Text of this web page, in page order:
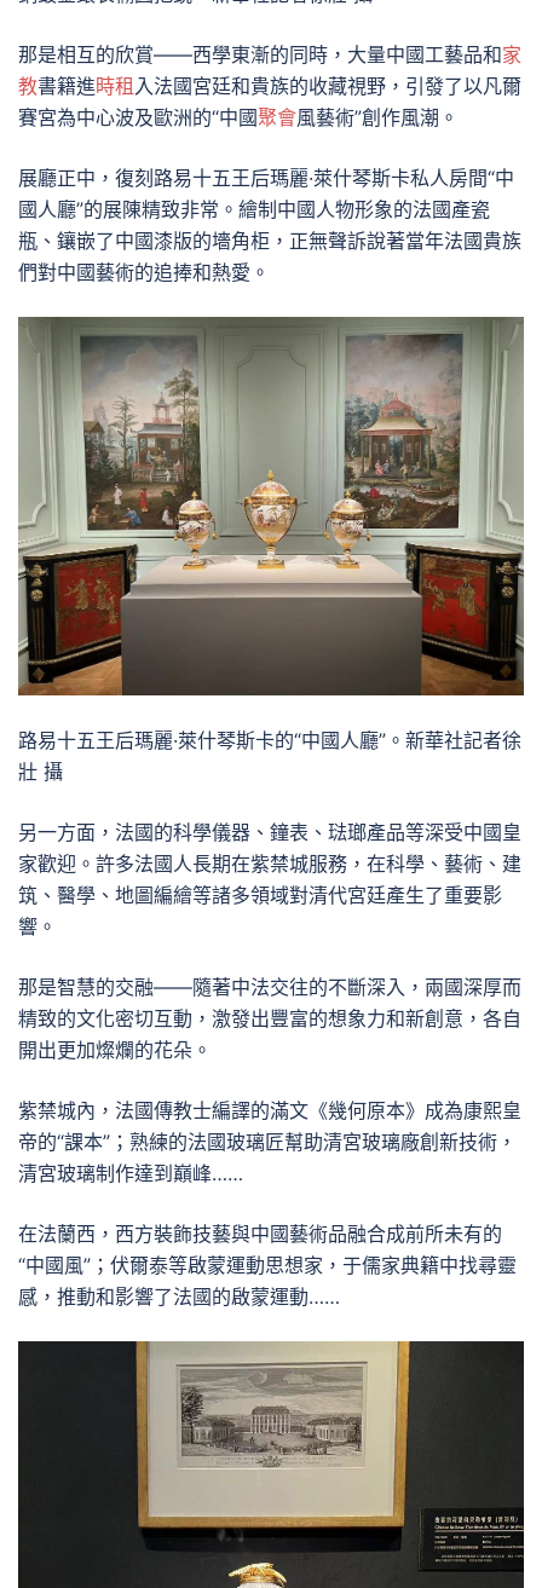
那是相互的欣賞——西學東漸的同時，大量中國工藝品和家
教書籍進時租 入法國宮廷和貴族的收藏視野，引發了以凡爾
賽宮為中心波及歐洲的“中國聚會風藝術”創作風潮。
展廳正中，復刻路易十五王后瑪麗·萊什琴斯卡私人房間“中
國人廳”的展陳精致非常。繪制中國人物形象的法國產瓷
瓶、鑲嵌了中國漆版的墻角柜，正無聲訴說著當年法國貴族
們對中國藝術的追捧和熱愛。
路易十五王后瑪麗·萊什琴斯卡的“中國人廳”。新華社記者徐
壯 攝
另一方面，法國的科學儀器、鐘表、琺瑯產品等深受中國皇
家歡迎。許多法國人長期在紫禁城服務，在科學、藝術、建
筑、醫學、地圖編繪等諸多領域對清代宮廷產生了重要影
響。
那是智慧的交融——隨著中法交往的不斷深入，兩國深厚而
精致的文化密切互動，激發出豐富的想象力和新創意，各自
開出更加燦爛的花朵。
紫禁城內，法國傳教士編譯的滿文《幾何原本》成為康熙皇
帝的“課本”；熟練的法國玻璃匠幫助清宮玻璃廠創新技術，
清宮玻璃制作達到巔峰……
在法蘭西，西方裝飾技藝與中國藝術品融合成前所未有的
“中國風”；伏爾泰等啟蒙運動思想家，于儒家典籍中找尋靈
感，推動和影響了法國的啟蒙運動……